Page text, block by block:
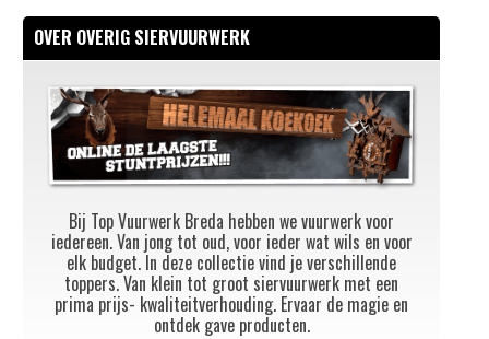
OVER OVERIG SIERVUURWERK
Bij Top Vuurwerk Breda hebben we vuurwerk voor
iedereen. Van jong tot oud, voor ieder wat wils en voor
elk budget. In deze collectie vind je verschillende
toppers. Van klein tot groot siervuurwerk met een
prima prijs- kwaliteitverhouding. Ervaar de magie en
ontdek gave producten.